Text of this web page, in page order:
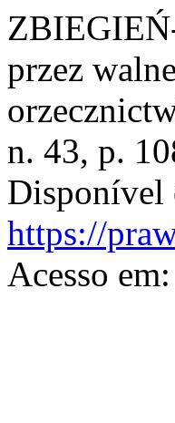
przez
n. 43, p.
Disponível
https://
Acesso